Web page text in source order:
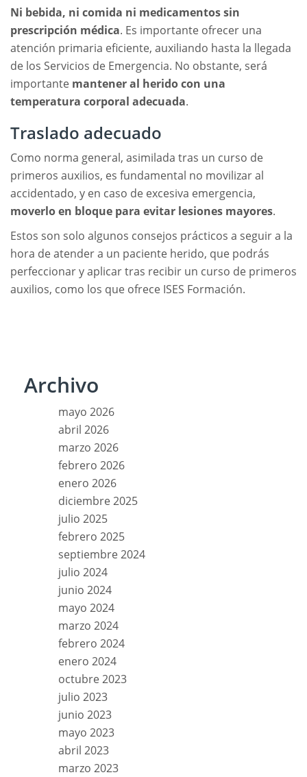
Ni bebida, ni comida ni medicamentos sin
prescripción médica. Es importante ofrecer una
atención primaria eficiente, auxiliando hasta la llegada
de los Servicios de Emergencia. No obstante, será
importante mantener al herido con una
temperatura corporal adecuada.
Traslado adecuado
Como norma general, asimilada tras un curso de
primeros auxilios, es fundamental no movilizar al
accidentado, y en caso de excesiva emergencia,
moverlo en bloque para evitar lesiones mayores.
Estos son solo algunos consejos prácticos a seguir a la
hora de atender a un paciente herido, que podrás
perfeccionar y aplicar tras recibir un curso de primeros
auxilios, como los que ofrece ISES Formación.
Archivo
mayo 2026
abril 2026
marzo 2026
febrero 2026
enero 2026
diciembre 2025
julio 2025
febrero 2025
septiembre 2024
julio 2024
junio 2024
mayo 2024
marzo 2024
febrero 2024
enero 2024
octubre 2023
julio 2023
junio 2023
mayo 2023
abril 2023
marzo 2023